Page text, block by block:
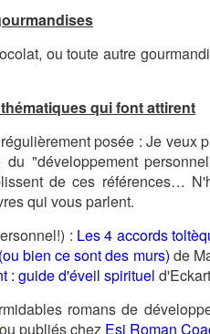
ou toute autre
qui font attirent
posée : Je veux
du "développement
de ces références…
qui vous parlent.
: Les 4 accords
bien ce sont des murs) de
: guide d'éveil spirituel
romans de
ou publiés chez Esi Roman